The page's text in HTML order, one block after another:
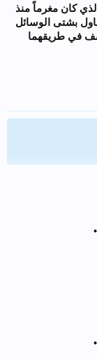
كان مغرماً منذ
بشتى الوسائل
في طريقهما